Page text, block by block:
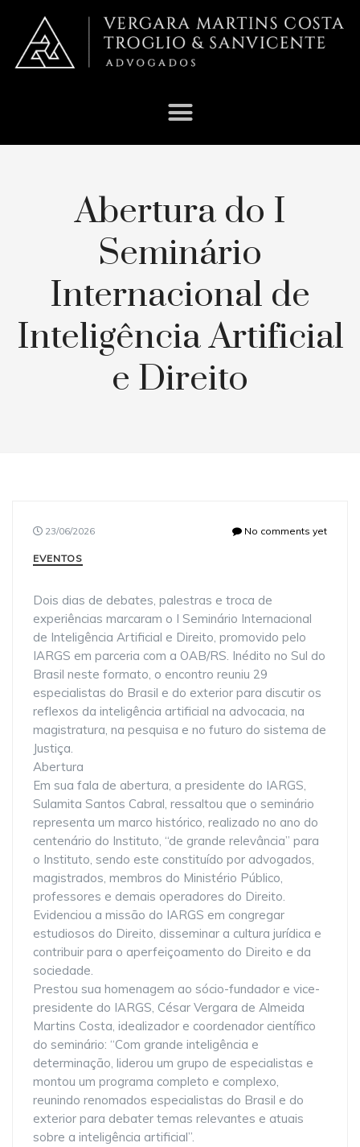
Abertura do I
Seminário
Internacional de
Inteligência Artificial
e Direito
No comments yet
23/06/2026
EVENTOS
Dois dias de debates, palestras e troca de
experiências marcaram o I Seminário Internacional
de Inteligência Artificial e Direito, promovido pelo
IARGS em parceria com a OAB/RS. Inédito no Sul do
Brasil neste formato, o encontro reuniu 29
especialistas do Brasil e do exterior para discutir os
reflexos da inteligência artificial na advocacia, na
magistratura, na pesquisa e no futuro do sistema de
Justiça.
Abertura
Em sua fala de abertura, a presidente do IARGS,
Sulamita Santos Cabral, ressaltou que o seminário
representa um marco histórico, realizado no ano do
centenário do Instituto, “de grande relevância” para
o Instituto, sendo este constituído por advogados,
magistrados, membros do Ministério Público,
professores e demais operadores do Direito.
Evidenciou a missão do IARGS em congregar
estudiosos do Direito, disseminar a cultura jurídica e
contribuir para o aperfeiçoamento do Direito e da
sociedade.
Prestou sua homenagem ao sócio-fundador e vice-
presidente do IARGS, César Vergara de Almeida
Martins Costa, idealizador e coordenador científico
do seminário: “Com grande inteligência e
determinação, liderou um grupo de especialistas e
montou um programa completo e complexo,
reunindo renomados especialistas do Brasil e do
exterior para debater temas relevantes e atuais
sobre a inteligência artificial”.